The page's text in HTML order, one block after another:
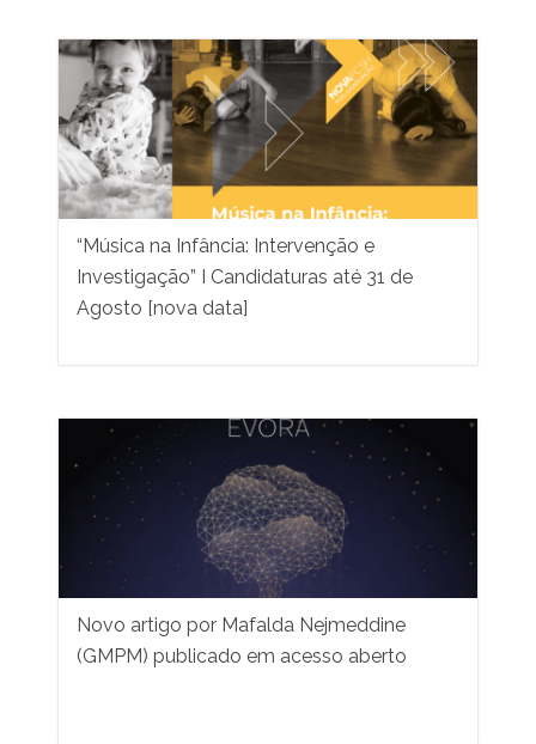
“Música na Infância: Intervenção e
Investigação” I Candidaturas até 31 de
Agosto [nova data]
Novo artigo por Mafalda Nejmeddine
(GMPM) publicado em acesso aberto